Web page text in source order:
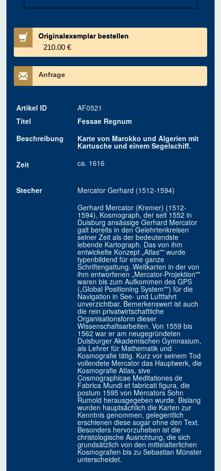
Originalexemplar bestellen
210.00 €
Anfrage
Artikel ID
AF0521
Titel
Fessae Regnum
Beschreibung
Karte von Marokko und Algerien mit
Kartusche und einem Segelschiff.
Zeit
ca. 1616
Stecher
Mercator Gerhard (1512-1594)
Gerhard Mercator (Kremer) (1512-
1594), Kosmograph, der seit 1552 in
Duisburg ansässige Gerhard Mercator
galt bereits in den Gelehrtenkreisen
seiner Zeit als der bedeutendste
lebende Kartograph. Das von ihm
entwickelte Konzept „Atlas"" wurde
typenbildend für eine ganze
Schriftengattung. Weltkarten in der von
ihm entworfenen „Mercator-Projektion""
waren bis zum Aufkommen des GPS
(„Global Positioning System"") für die
Navigation in See- und Luftfahrt
unverzichtbar. Bemerkenswert ist auch
die rein privatwirtschaftliche
Organisationsform dieser
Wissenschaftsarbeiten. Von 1559 bis
1562 war er am neugegründeten
Duisburger Akademischen Gymnasium,
als Lehrer für Mathematik und
Kosmografie tätig. Kurz vor seinem Tod
vollendete Mercator das Hauptwerk, die
Kosmografie Atlas, sive
Cosmographicae Meditationes de
Fabrica Mundi et fabricati figura, die
postum 1595 von Mercators Sohn
Rumold herausgegeben wurde. Bislang
wurden hauptsächlich die Karten zur
Kenntnis genommen, gelegentlich
erschienen diese sogar ohne den Text.
Besonders hervorzuheben ist die
christologische Ausrichtung, die sich
grundsätzlich von den mittelalterlichen
Kosmografien bis zu Sebastian Münster
unterscheidet.